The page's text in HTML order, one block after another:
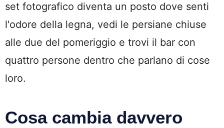
set fotografico diventa un posto dove senti
l'odore della legna, vedi le persiane chiuse
alle due del pomeriggio e trovi il bar con
quattro persone dentro che parlano di cose
loro.
Cosa cambia davvero